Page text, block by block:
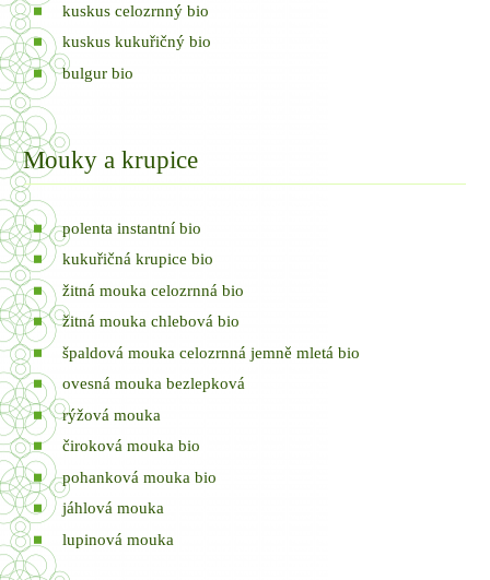
kuskus celozrnný bio
kuskus kukuřičný bio
bulgur bio
Mouky a krupice
polenta instantní bio
kukuřičná krupice bio
žitná mouka celozrnná bio
žitná mouka chlebová bio
špaldová mouka celozrnná jemně mletá bio
ovesná mouka bezlepková
rýžová mouka
čiroková mouka bio
pohanková mouka bio
jáhlová mouka
lupinová mouka